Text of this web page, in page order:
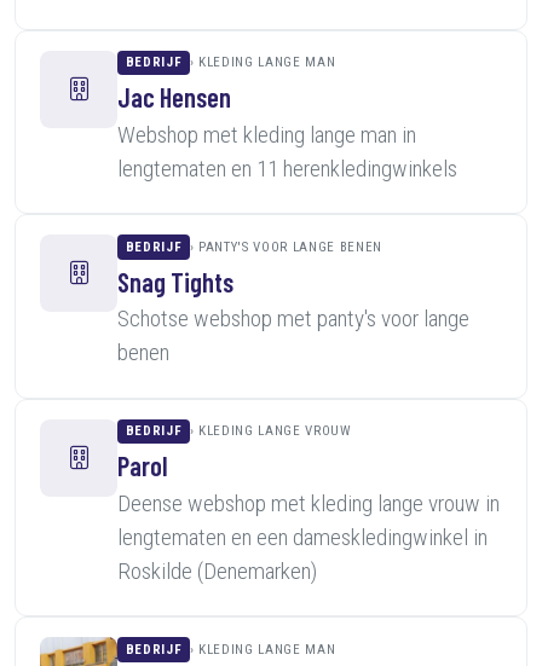
BEDRIJF KLEDING LANGE MAN
Jac Hensen
Webshop met kleding lange man in
lengtematen en 11 herenkledingwinkels
BEDRIJF PANTY'S VOOR LANGE BENEN
Snag Tights
Schotse webshop met panty's voor lange
benen
BEDRIJF KLEDING LANGE VROUW
Parol
Deense webshop met kleding lange vrouw in
lengtematen en een dameskledingwinkel in
Roskilde (Denemarken)
BEDRIJF KLEDING LANGE MAN